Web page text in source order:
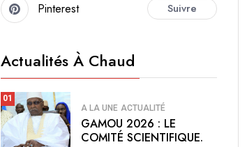
Pinterest Suivre
Actualités À Chaud
01
A LA UNE ACTUALITÉ
GAMOU 2026 : LE
COMITÉ SCIENTIFIQUE.